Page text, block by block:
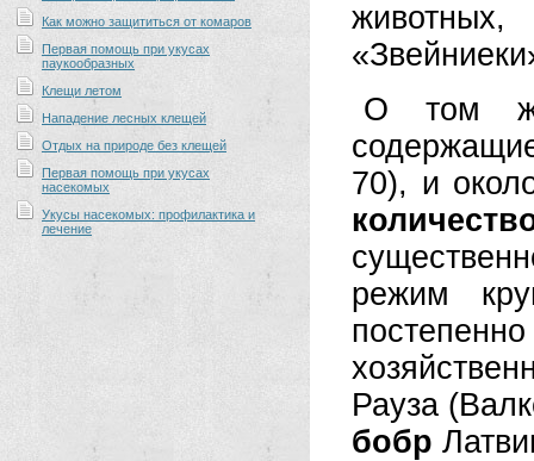
Как можно защититься от комаров
Первая помощь при укусах
паукообразных
Клещи летом
Нападение лесных клещей
Отдых на природе без клещей
Первая помощь при укусах
насекомых
Укусы насекомых: профилактика и
лечение
О том же
70), и
режим
Рауза
бобр